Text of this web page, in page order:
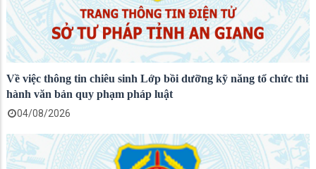
Về việc thông tin chiêu sinh Lớp bồi dưỡng kỹ năng tổ chức thi
hành văn bản quy phạm pháp luật
04/08/2026